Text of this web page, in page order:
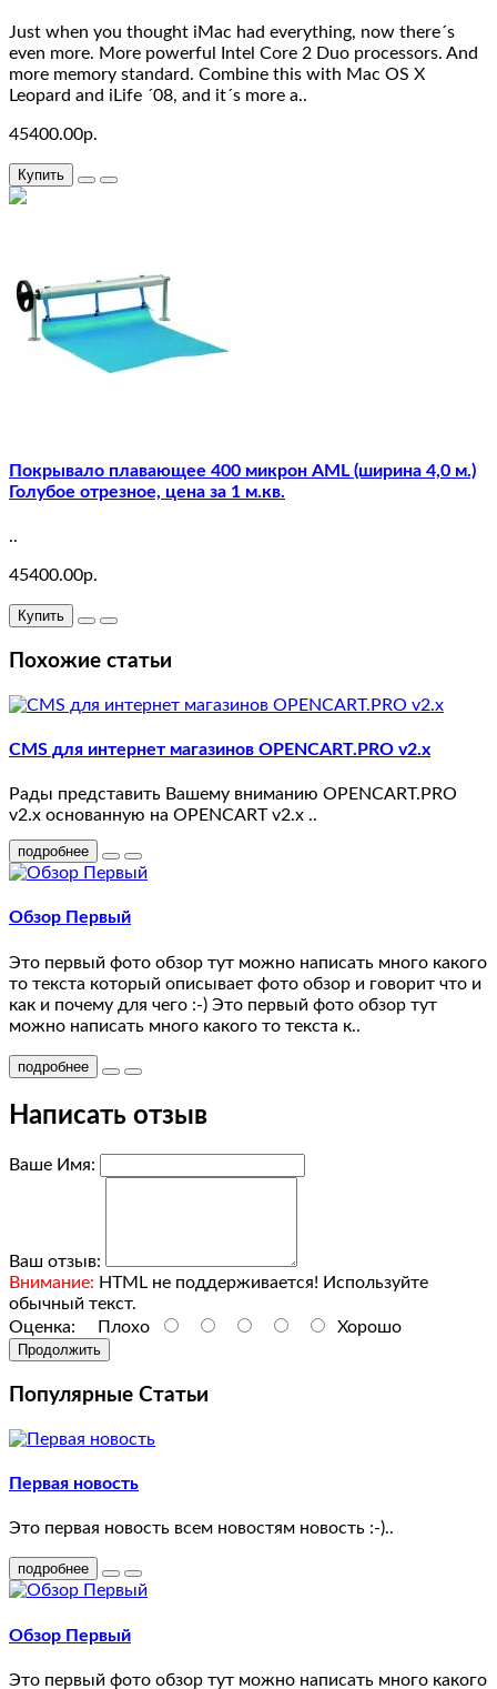
test
22
25
test
15
test
12
11
test
9
test
8
test
7
6
test
test
24
Just when you thought iMac had everything, now there´s
even more. More powerful Intel Core 2 Duo processors. And
more memory standard. Combine this with Mac OS X
Leopard and iLife ´08, and it´s more a..
45400.00р.
Купить
Покрывало плавающее 400 микрон AML (ширина 4,0 м.)
Голубое отрезное, цена за 1 м.кв.
..
45400.00р.
Купить
Похожие статьи
CMS для интернет магазинов OPENCART.PRO v2.x
Рады представить Вашему вниманию OPENCART.PRO
v2.x основанную на OPENCART v2.x ..
подробнее
Обзор Первый
Это первый фото обзор тут можно написать много какого
то текста который описывает фото обзор и говорит что и
как и почему для чего :-) Это первый фото обзор тут
можно написать много какого то текста к..
подробнее
Написать отзыв
Ваше Имя:
Ваш отзыв:
Внимание: HTML не поддерживается! Используйте
обычный текст.
Оценка: Плохо Хорошо
Продолжить
Популярные Статьи
Первая новость
Это первая новость всем новостям новость :-)..
подробнее
Обзор Первый
Это первый фото обзор тут можно написать много какого